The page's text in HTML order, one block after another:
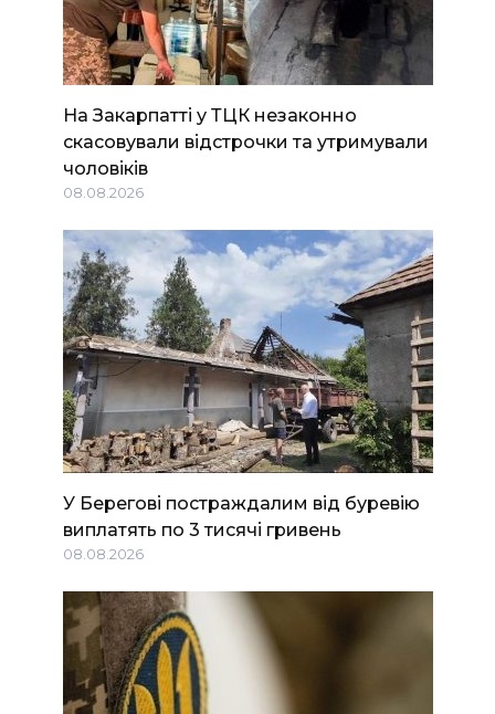
На Закарпатті у ТЦК незаконно
скасовували відстрочки та утримували
чоловіків
08.08.2026
У Берегові постраждалим від буревію
виплатять по 3 тисячі гривень
08.08.2026